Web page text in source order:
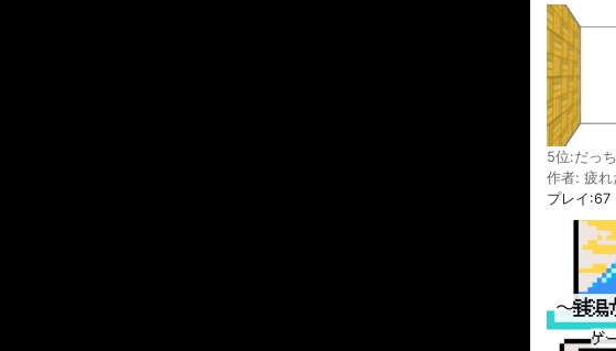
5位:だっ
作者: 疲れ
プレイ:67